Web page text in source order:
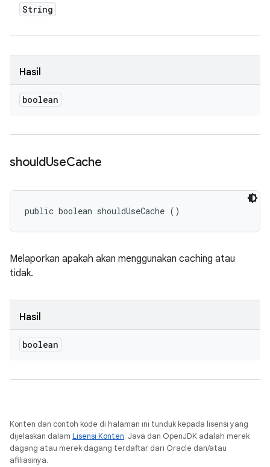
String
Hasil
boolean
shouldUseCache
public boolean shouldUseCache ()
Melaporkan apakah akan menggunakan caching atau
tidak.
Hasil
boolean
Konten dan contoh kode di halaman ini tunduk kepada lisensi yang
dijelaskan dalam Lisensi Konten. Java dan OpenJDK adalah merek
dagang atau merek dagang terdaftar dari Oracle dan/atau
afiliasinya.